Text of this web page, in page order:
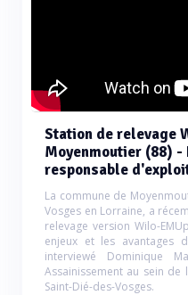
Station de relevage
Moyenmoutier (88) -
responsable
La commune de
Vosges en Lorraine, a
relevage version Wilo-
enjeux et les avantages
interviewé Dominique
Assainissement au sein
Saint-Dié-des-Vosges.